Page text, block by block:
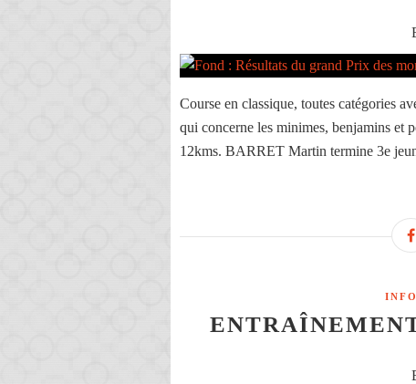
Course en classique, toutes catégories
qui concerne les minimes, benjamins et
12kms. BARRET Martin termine 3e